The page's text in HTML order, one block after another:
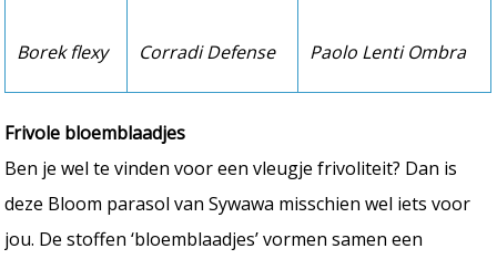
Borek flexy Corradi Defense Paolo Lenti Ombra
Frivole bloemblaadjes
Ben je wel te vinden voor een vleugje frivoliteit? Dan is
deze Bloom parasol van Sywawa misschien wel iets voor
jou. De stoffen ‘bloemblaadjes’ vormen samen een